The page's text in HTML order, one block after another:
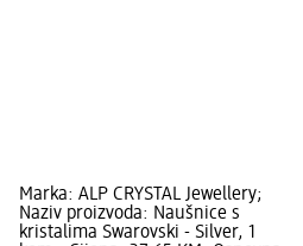
Marka: ALP CRYSTAL Jewellery;
Naziv proizvoda: Naušnice s
kristalima Swarovski - Silver, 1